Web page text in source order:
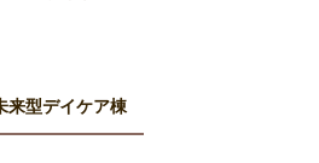
来型デイケア棟